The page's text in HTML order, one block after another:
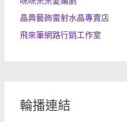
晶典藝飾雷射水晶專賣店
飛來筆網路行銷工作室
輪播連結